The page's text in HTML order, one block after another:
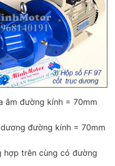
âm đường kính = 70mm
đường kính = 70mm
hợp trên cùng có đường